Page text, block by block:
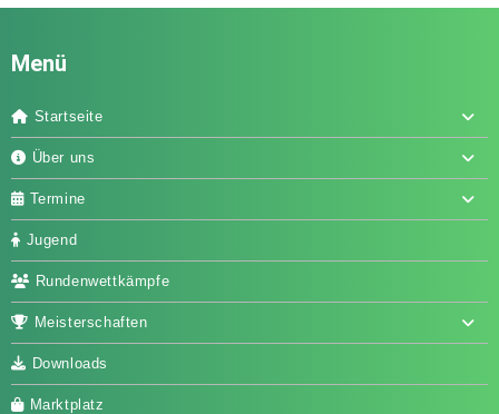
Menü
Startseite
Über uns
Termine
Jugend
Rundenwettkämpfe
Meisterschaften
Downloads
Marktplatz